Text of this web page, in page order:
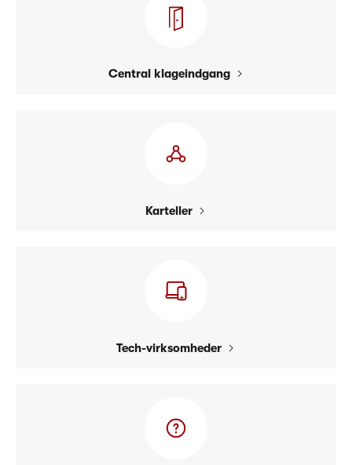
Central klageindgang
Karteller
Tech-virksomheder